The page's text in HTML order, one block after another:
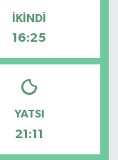
İKINDI
16:25
YATSI
21:11